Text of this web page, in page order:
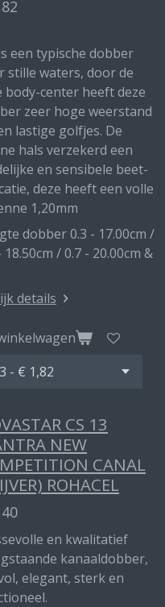
een typische dobber
stille waters, door de
body-center heeft deze
zeer hoge weerstand
lastige golfjes. De
hals verzekerd een
en sensibele beet-
deze heeft een volle
1,20mm
dobber 0.3 - 17.00cm /
18.50cm / 0.7 - 20.00cm &
details
CS 13
NEW
CANAL
ROHACEL
en kwalitatief
kanaaldobber,
elegant, sterk en